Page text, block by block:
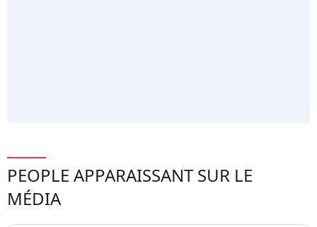
PEOPLE APPARAISSANT SUR LE
MÉDIA